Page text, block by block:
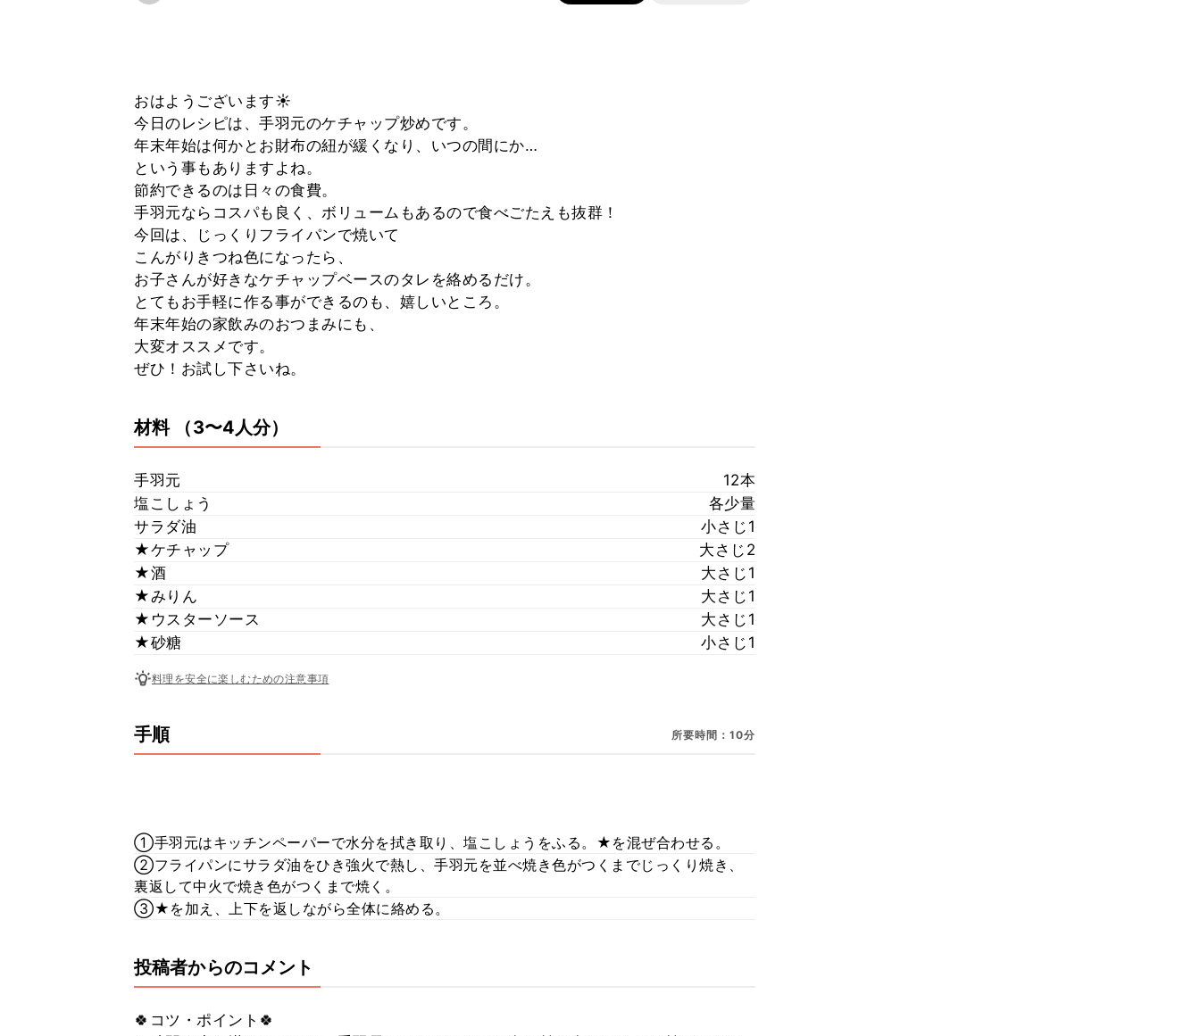
おはようございます☀
今日のレシピは、手羽元のケチャップ炒めです。
年末年始は何かとお財布の紐が緩くなり、いつの間にか…
という事もありますよね。
節約できるのは日々の食費。
手羽元ならコスパも良く、ボリュームもあるので食べごたえも抜群！
今回は、じっくりフライパンで焼いて
こんがりきつね色になったら、
お子さんが好きなケチャップベースのタレを絡めるだけ。
とてもお手軽に作る事ができるのも、嬉しいところ。
年末年始の家飲みのおつまみにも、
大変オススメです。
ぜひ！お試し下さいね。
材料 （3〜4人分）
手羽元
12本
塩こしょう
各少量
サラダ油
小さじ1
★ケチャップ
大さじ2
★酒
大さじ1
★みりん
大さじ1
★ウスターソース
大さじ1
★砂糖
小さじ1
料理を安全に楽しむための注意事項
手順 所要時間：10分
①手羽元はキッチンペーパーで水分を拭き取り、塩こしょうをふる。★を混ぜ合わせる。
②フライパンにサラダ油をひき強火で熱し、手羽元を並べ焼き色がつくまでじっくり焼き、
裏返して中火で焼き色がつくまで焼く。
③★を加え、上下を返しながら全体に絡める。
投稿者からのコメント
🍀コツ・ポイント🍀